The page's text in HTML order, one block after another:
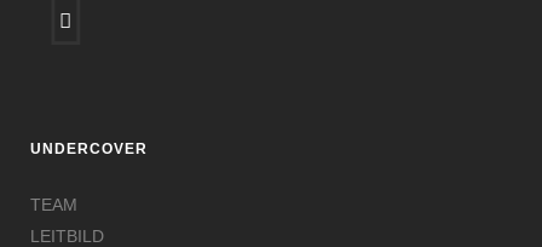
UNDERCOVER
TEAM
LEITBILD